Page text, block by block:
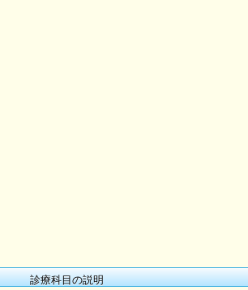
診療科目の説明